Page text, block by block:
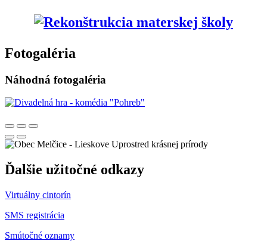
Fotogaléria
Náhodná fotogaléria
Uprostred krásnej prírody
Ďalšie užitočné odkazy
Virtuálny cintorín
SMS registrácia
Smútočné oznamy